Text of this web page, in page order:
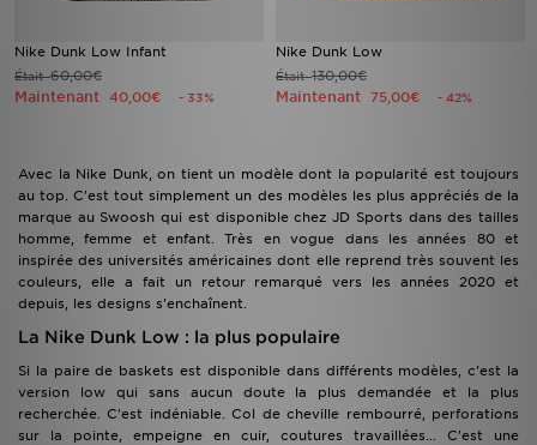
Nike Dunk Low Infant
Était60,00€
Maintenant 40,00€ - 33%
Nike Dunk Low
Était130,00€
Maintenant 75,00€ - 42%
Avec la Nike Dunk, on tient un modèle dont la popularité est toujours
au top. C'est tout simplement un des modèles les plus appréciés de la
marque au Swoosh qui est disponible chez JD Sports dans des tailles
homme, femme et enfant. Très en vogue dans les années 80 et
inspirée des universités américaines dont elle reprend très souvent les
couleurs, elle a fait un retour remarqué vers les années 2020 et
depuis, les designs s'enchaînent.
La Nike Dunk Low : la plus populaire
Si la paire de baskets est disponible dans différents modèles, c'est la
version low qui sans aucun doute la plus demandée et la plus
recherchée. C'est indéniable. Col de cheville rembourré, perforations
sur la pointe, empeigne en cuir, coutures travaillées... C'est une